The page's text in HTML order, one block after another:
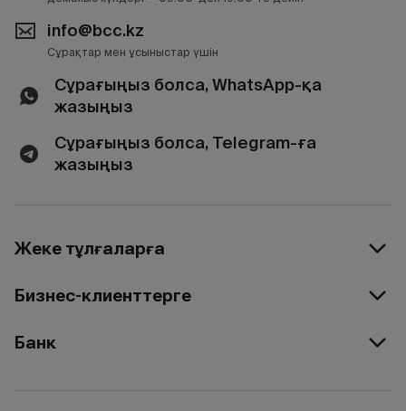
info@bcc.kz
Сұрақтар мен ұсыныстар үшін
Сұрағыңыз болса, WhatsApp-қа
жазыңыз
Сұрағыңыз болса, Telegram-ға
жазыңыз
Жеке тұлғаларға
Бизнес-клиенттерге
Банк